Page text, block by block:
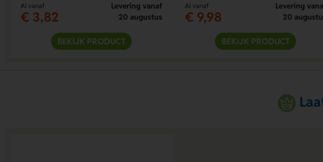
Al vanaf
€ 3,82
Levering vanaf
20 augustus
BEKIJK PRODUCT
Al vanaf
€ 9,98
Levering
20
BEKIJK PRODUCT